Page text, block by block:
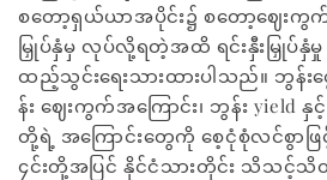
စတော့ရှယ်ယာအပိုင်း၌ စတော့ဈေးကွက်
မြှုပ်နှံမှ လုပ်လို့ရတဲ့အထိ ရင်းနှီးမြှုပ်
ထည့်သွင်းရေးသားထားပါသည်။ ဘွန်းငွ
န်း ဈေးကွက်အကြောင်း၊ ဘွန်း yield နှင့်
တို့ရဲ့ အကြောင်းတွေကို စေ့ငုံစုံလင်စွာဖြ
၄င်းတို့အပြင် နိုင်ငံသားတိုင်း သိသင့်သိ